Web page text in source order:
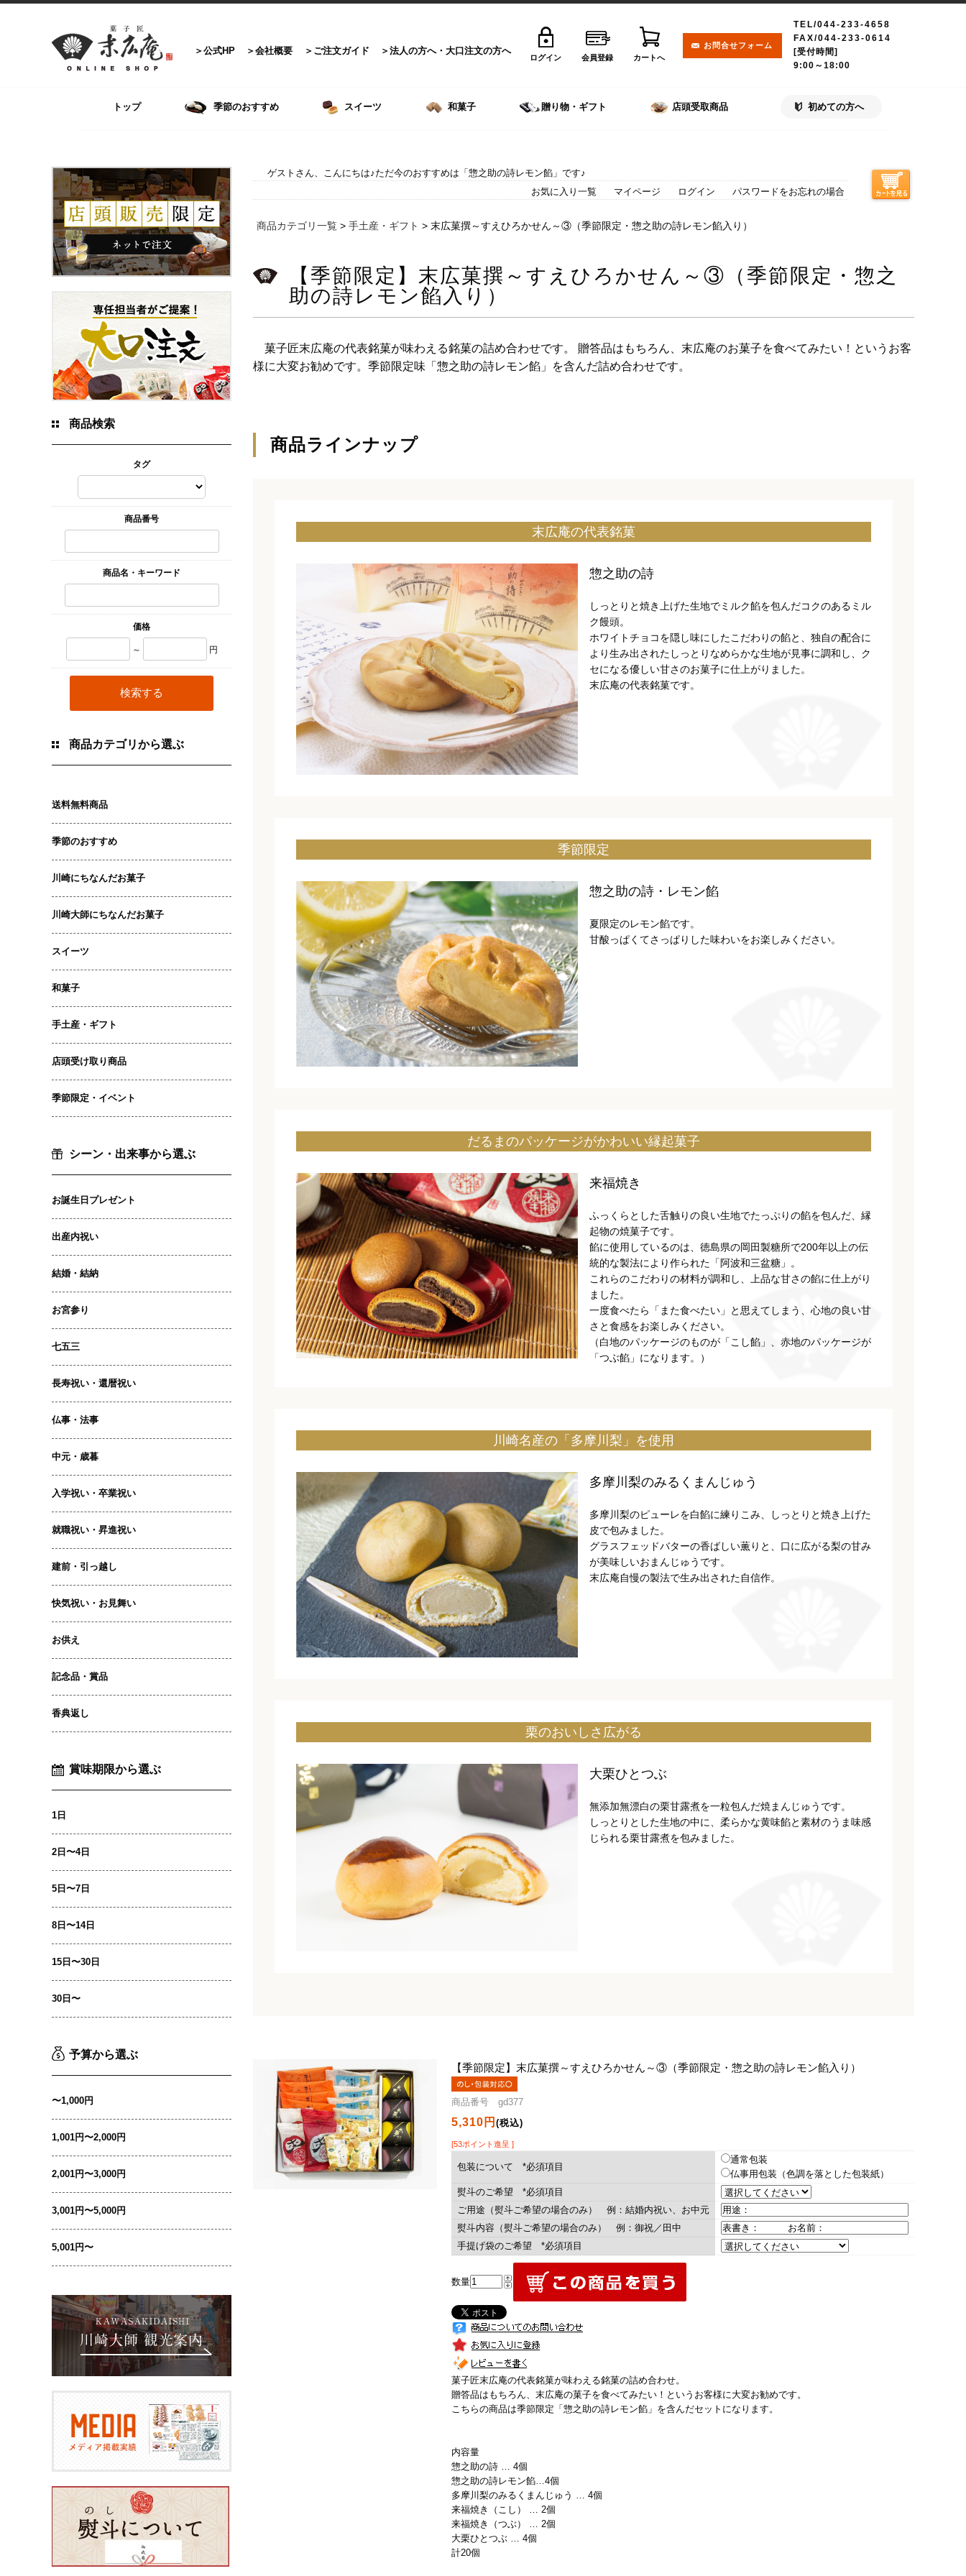
公式HP 会社概要 ご注文ガイド 法人の方へ・大口注文の方へ
ログイン 会員登録 カートへ
お問合せフォーム
TEL/044-233-4658
FAX/044-233-0614
[受付時間]
9:00～18:00
トップ 季節のおすすめ スイーツ 和菓子 贈り物・ギフト 店頭受取商品 初めての方へ
商品検索
タグ
商品番号
商品名・キーワード
価格
～ 円
商品カテゴリから選ぶ
送料無料商品
季節のおすすめ
川崎にちなんだお菓子
川崎大師にちなんだお菓子
スイーツ
和菓子
手土産・ギフト
店頭受け取り商品
季節限定・イベント
シーン・出来事から選ぶ
お誕生日プレゼント
出産内祝い
結婚・結納
お宮参り
七五三
長寿祝い・還暦祝い
仏事・法事
中元・歳暮
入学祝い・卒業祝い
就職祝い・昇進祝い
建前・引っ越し
快気祝い・お見舞い
お供え
記念品・賞品
香典返し
賞味期限から選ぶ
1日
2日〜4日
5日〜7日
8日〜14日
15日〜30日
30日〜
予算から選ぶ
〜1,000円
1,001円〜2,000円
2,001円〜3,000円
3,001円〜5,000円
5,001円〜
ゲストさん、こんにちは♪ただ今のおすすめは「惣之助の詩レモン餡」です♪
お気に入り一覧
マイページ ログイン パスワードをお忘れの場合
商品カテゴリ一覧 > 手土産・ギフト > 末広菓撰～すえひろかせん～③（季節限定・惣之助の詩レモン餡入り）
【季節限定】末広菓撰～すえひろかせん～③（季節限定・惣之
助の詩レモン餡入り）
菓子匠末広庵の代表銘菓が味わえる銘菓の詰め合わせです。 贈答品はもちろん、末広庵のお菓子を食べてみたい！というお客
様に大変お勧めです。季節限定味「惣之助の詩レモン餡」を含んだ詰め合わせです。
商品ラインナップ
末広庵の代表銘菓
惣之助の詩
しっとりと焼き上げた生地でミルク餡を包んだコクのあるミル
ク饅頭。
ホワイトチョコを隠し味にしたこだわりの餡と、独自の配合に
より生み出されたしっとりなめらかな生地が見事に調和し、ク
セになる優しい甘さのお菓子に仕上がりました。
末広庵の代表銘菓です。
季節限定
惣之助の詩・レモン餡
夏限定のレモン餡です。
甘酸っぱくてさっぱりした味わいをお楽しみください。
だるまのパッケージがかわいい縁起菓子
来福焼き
ふっくらとした舌触りの良い生地でたっぷりの餡を包んだ、縁
起物の焼菓子です。
餡に使用しているのは、徳島県の岡田製糖所で200年以上の伝
統的な製法により作られた「阿波和三盆糖」。
これらのこだわりの材料が調和し、上品な甘さの餡に仕上がり
ました。
一度食べたら「また食べたい」と思えてしまう、心地の良い甘
さと食感をお楽しみください。
（白地のパッケージのものが「こし餡」、赤地のパッケージが
「つぶ餡」になります。）
川崎名産の「多摩川梨」を使用
多摩川梨のみるくまんじゅう
多摩川梨のピューレを白餡に練りこみ、しっとりと焼き上げた
皮で包みました。
グラスフェッドバターの香ばしい薫りと、口に広がる梨の甘み
が美味しいおまんじゅうです。
末広庵自慢の製法で生み出された自信作。
栗のおいしさ広がる
大栗ひとつぶ
無添加無漂白の栗甘露煮を一粒包んだ焼まんじゅうです。
しっとりとした生地の中に、柔らかな黄味餡と素材のうま味感
じられる栗甘露煮を包みました。
【季節限定】 末広菓撰～すえひろかせん～③（季節限定・惣之助の詩レモン餡入り）
商品番号 gd377
5,310円 (税込)
[53ポイント進呈 ]
包装について *必須項目
通常包装
仏事用包装（色調を落とした包装紙）
熨斗のご希望 *必須項目
ご用途（熨斗ご希望の場合のみ） 例：結婚内祝い、お中元
熨斗内容（熨斗ご希望の場合のみ） 例：御祝／田中
手提げ袋のご希望 *必須項目
数量
菓子匠末広庵の代表銘菓が味わえる銘菓の詰め合わせ。
贈答品はもちろん、末広庵の菓子を食べてみたい！というお客様に大変お勧めです。
こちらの商品は季節限定「惣之助の詩レモン餡」を含んだセットになります。
内容量
惣之助の詩 … 4個
惣之助の詩レモン餡…4個
多摩川梨のみるくまんじゅう … 4個
来福焼き（こし） … 2個
来福焼き（つぶ） … 2個
大栗ひとつぶ … 4個
計20個